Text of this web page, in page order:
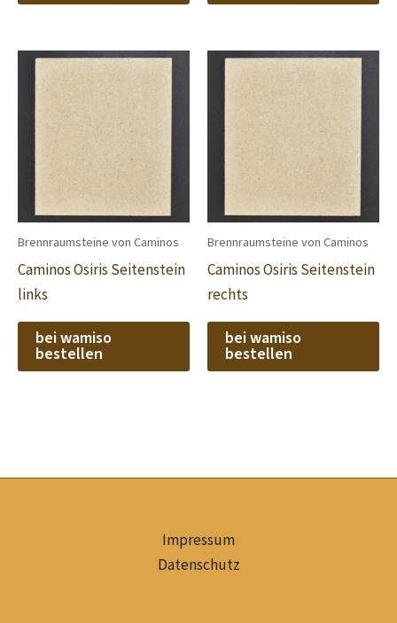
Brennraumsteine von Caminos
Caminos Osiris Seitenstein
links
bei wamiso
bestellen
Brennraumsteine von Caminos
Caminos Osiris Seitenstein
rechts
bei wamiso
bestellen
Impressum
Datenschutz